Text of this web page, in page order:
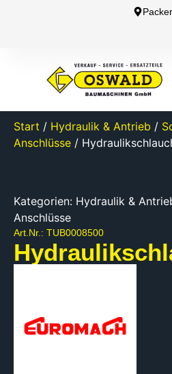
Start / Hydraulik & Antrieb /
Anschlüsse /
Kategorien: Hydraulik &
Anschlüsse
Art.Nr.: TUB0008500